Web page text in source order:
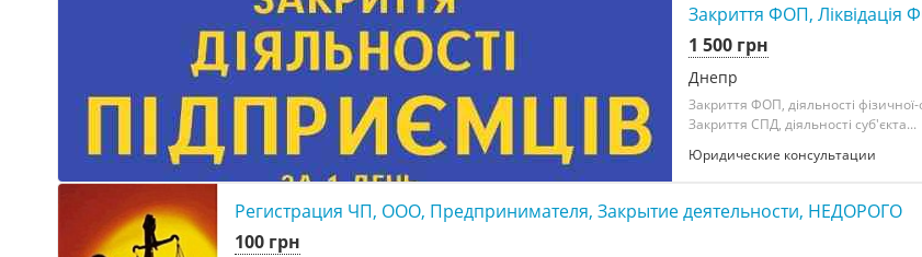
Закриття ФОП, Ліквідація
1 500 грн
Днепр
Закриття ФОП, діяльності
Закриття СПД, діяльності суб'єкта...
Юридические консультации
Регистрация ЧП, ООО, Предпринимателя, Закрытие деятельности, НЕДОРОГО
100 грн